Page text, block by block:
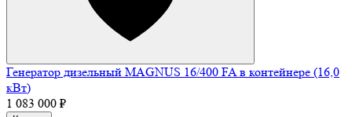
Генератор дизельный MAGNUS 16/400 FA в контейнере (16,0
кВт)
1 083 000 ₽